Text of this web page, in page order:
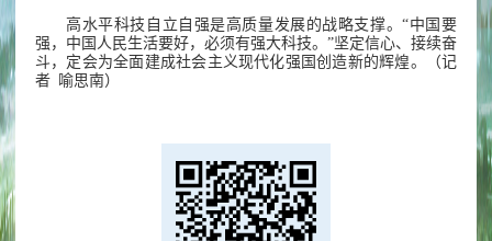
高水平科技自立自强是高质量发展的战略支撑。“中国要
强，中国人民生活要好，必须有强大科技。”坚定信心、接续奋
斗，定会为全面建成社会主义现代化强国创造新的辉煌。（记
者 喻思南）